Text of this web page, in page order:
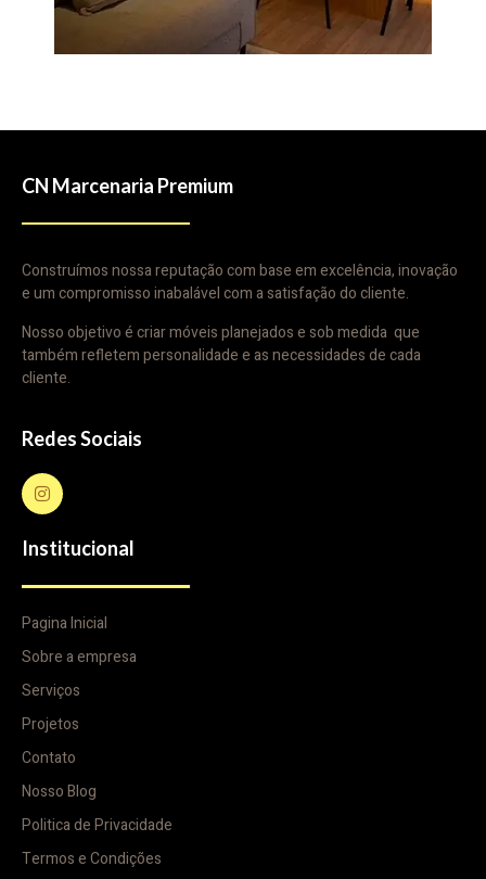
CN Marcenaria Premium
Construímos nossa reputação com base em excelência, inovação
e um compromisso inabalável com a satisfação do cliente.
Nosso objetivo é criar móveis planejados e sob medida que
também refletem personalidade e as necessidades de cada
cliente.
Redes Sociais
Institucional
Pagina Inicial
Sobre a empresa
Serviços
Projetos
Contato
Nosso Blog
Politica de Privacidade
Termos e Condições